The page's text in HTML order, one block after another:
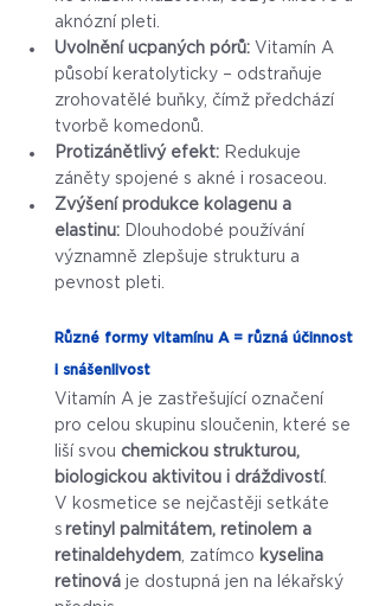
aknózní pleti.
Uvolnění ucpaných pórů: Vitamín A
působí keratolyticky – odstraňuje
zrohovatělé buňky, čímž předchází
tvorbě komedonů.
Protizánětlivý efekt: Redukuje
záněty spojené s akné i rosaceou.
Zvýšení produkce kolagenu a
elastinu: Dlouhodobé používání
významně zlepšuje strukturu a
pevnost pleti.
Různé formy vitamínu A = různá účinnost
i snášenlivost
Vitamín A je zastřešující označení
pro celou skupinu sloučenin, které se
liší svou chemickou strukturou,
biologickou aktivitou i dráždivostí.
V kosmetice se nejčastěji setkáte
s retinyl palmitátem, retinolem a
retinaldehydem, zatímco kyselina
retinová je dostupná jen na lékařský